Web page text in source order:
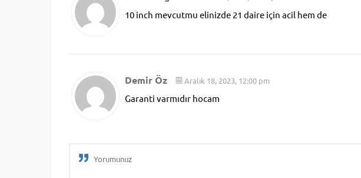
10 inch mevcutmu elinizde 21 daire için acil hem de
Demir Öz Aralık 18, 2023, 12:00 pm
Garanti varmıdır hocam